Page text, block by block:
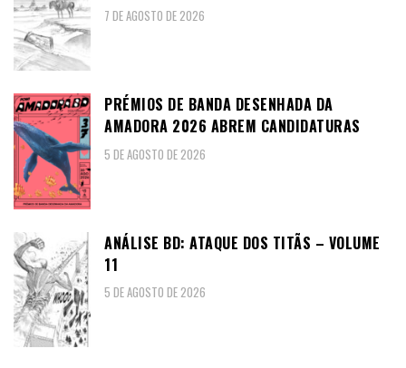
7 DE AGOSTO DE 2026
PRÉMIOS DE BANDA DESENHADA DA
AMADORA 2026 ABREM CANDIDATURAS
5 DE AGOSTO DE 2026
ANÁLISE BD: ATAQUE DOS TITÃS – VOLUME
11
5 DE AGOSTO DE 2026